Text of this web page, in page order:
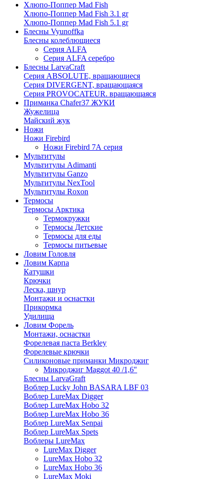
Хлюпо-Поппер Mad Fish
Хлюпо-Поппер Mad Fish 3.1 gr
Хлюпо-Поппер Mad Fish 5.1 gr
Блесны Vyunoffka
Блесны колеблющиеся
Серия ALFA
Серия ALFA серебро
Блесны LarvaCraft
Серия ABSOLUTE, вращающиеся
Серия DIVERGENT, вращающаяся
Серия PROVOCATEUR. вращающаяся
Приманка Chafer37 ЖУКИ
Жужелица
Майский жук
Ножи
Ножи Firebird
Ножи Firebird 7А серия
Мультитулы
Мультитулы Adimanti
Мультитулы Ganzo
Мультитулы NexTool
Мультитулы Roxon
Термосы
Термосы Арктика
Термокружки
Термосы Детские
Термосы для еды
Термосы питьевые
Ловим Головля
Ловим Карпа
Катушки
Крючки
Леска, шнур
Монтажи и оснастки
Прикормка
Удилища
Ловим Форель
Монтажи, оснастки
Форелевая паста Berkley
Форелевые крючки
Силиконовые приманки Микроджиг
Микроджиг Maggot 40 /1,6"
Блесны LarvaGraft
Воблер Lucky John BASARA LBF 03
Воблер LureMax Digger
Воблер LureMax Hobo 32
Воблер LureMax Hobo 36
Воблер LureMax Senpai
Воблер LureMax Spets
Воблеры LureMax
LureMax Digger
LureMax Hobo 32
LureMax Hobo 36
LureMax Moki